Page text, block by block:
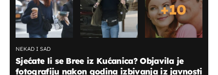
+10
NEKAD I SAD
Sjećate li se Bree iz Kućanica? Objavila je
fotografiju nakon godina izbivanja iz javnosti